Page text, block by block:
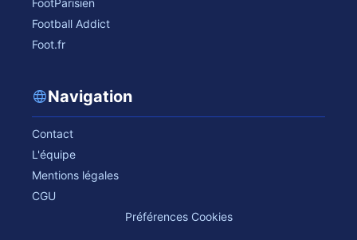
FootParisien
Football Addict
Foot.fr
Navigation
Contact
L'équipe
Mentions légales
CGU
Préférences Cookies